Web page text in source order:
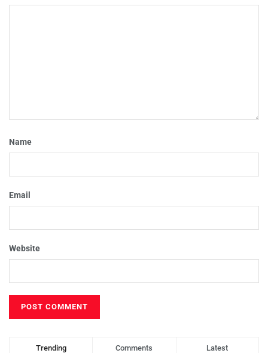
Name
Email
Website
Trending Comments Latest